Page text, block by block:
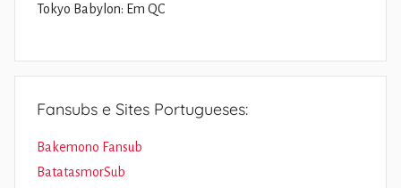
Tokyo Babylon: Em QC
Fansubs e Sites Portugueses:
Bakemono Fansub
BatatasmorSub